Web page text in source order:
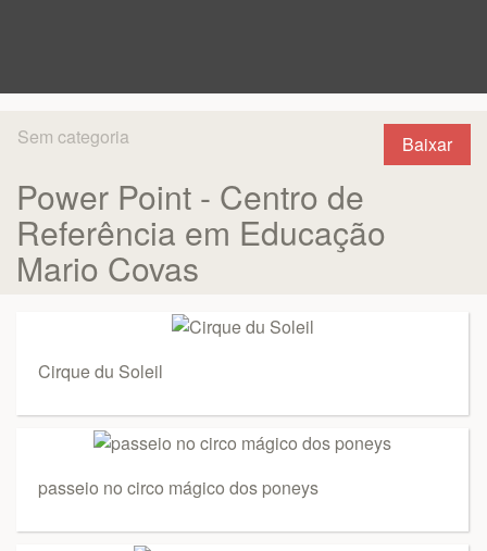
Baixar
Sem categoria
Power Point - Centro de
Referência em Educação
Mario Covas
Cirque du Soleil
passeio no circo mágico dos poneys